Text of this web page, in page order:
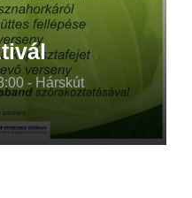
- Hárskút